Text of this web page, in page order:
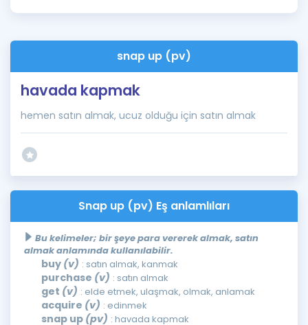
İngilizce Gramer
snap up (pv)
havada kapmak
hemen satın almak, ucuz olduğu için satın almak
Snap up (pv) Eş anlamlıları
Bu kelimeler; bir şeye para vererek almak, satın
almak anlamında kullanılabilir.
buy (v) : satın almak, kanmak
purchase (v) : satın almak
get (v) : elde etmek, ulaşmak, olmak, anlamak
acquire (v) : edinmek
snap up (pv) : havada kapmak